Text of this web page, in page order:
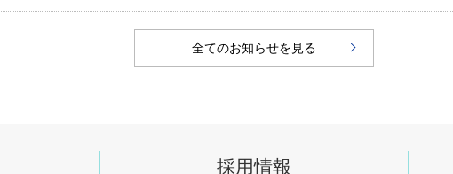
全てのお知らせを見る
採用情報